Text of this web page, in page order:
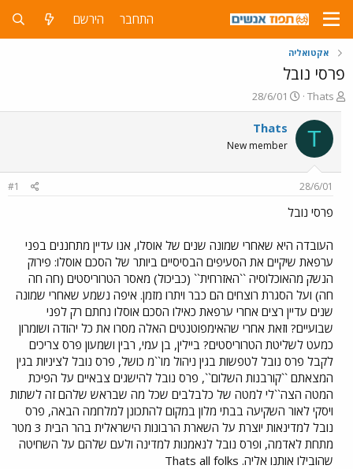
התחבר הירשם
אקטואליה
פרסי נובל
פ
ו
ת
ח
ה
ש
א
Thats
פ
ו
ר
ם
ר
28/6/01
T
Thats
New member
28/6/01
#1
פרסי נובל
העובדה היא שאחרי שמונה שנים של אוסלו, אנו עדיין מתחננים בפני
ערפאת שיקיים את הסעיפים הבסיסיים ביותר של הסכם אוסלו: פירוק
הנשק מהאוכלוסיה ``האזרחית`` (כביכול) מאסר הטרוריסטים (חה חה
חה) ועל הסגרת רוצחים הם כבר ויתרו מזמן. איפה נשמע שאחרי שמונה
שנים עדיין רצים אחרי ערפאת כאילו הסכם אוסלו נחתם רק לפני
שבועיים? וזאת אחרי שהאימפוטנטים האלה מסרו את כל יהודה ושומרון
כמעט לשליטת הטרוריסטים? ביילין, בן עמי, רבין ושמעון פרס צריכים
לקבל פרס נובל לטפשות בגין ניהול מו``מ כושל, פרס נובל לציניות בגין
המצאתם ``קורבנות השלום``, פרס נובל להישגים צבאיים על הפיכת
המטה הצה``לי למטה של כלבלבים שכל מה שבראש שלהם זה לשתות
ויסקי לאור השקיעה בבתי מלון במקום להתכונן למלחמה הבאה, פרס
נובל למדינאות יוצרת על השארת הרבונות הישראלית בהר הבית 3 מטר
מתחת לאדמה, ופרס נובל לנאמנות למדינה ולעם שלהם על השחיטה
שהובילו אותנו אליה. Thats all folks